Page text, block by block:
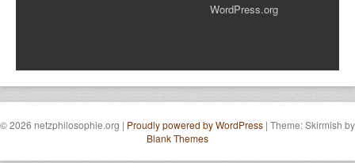
WordPress.org
© 2026 netzphilosophie.org | Proudly powered by WordPress | Theme: Skirmish by
Blank Themes